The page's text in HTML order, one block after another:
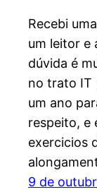
Recebi
um leitor e
dúvida é
no trato IT
um ano
respeito, e
exercicios
9 de